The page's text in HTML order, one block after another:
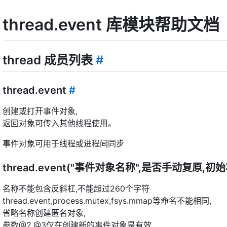
thread.event 库模块帮助文档
thread 成员列表 #
thread.event #
创建或打开事件对象,
返回对象可传入其他线程使用。
事件对象可用于线程或进程间同步
thread.event("事件对象名称",是否手动复原,初始
名称不能包含反斜杠,不能超过260个字符
thread.event,process.mutex,fsys.mmap等命名不能相同,
省略名称创建匿名对象,
参数@2,@3仅在创建新的事件对象是有效